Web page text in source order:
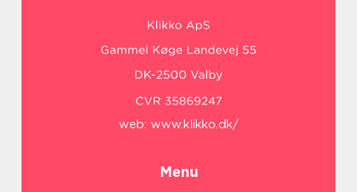
web: www.klikko.dk/
Menu